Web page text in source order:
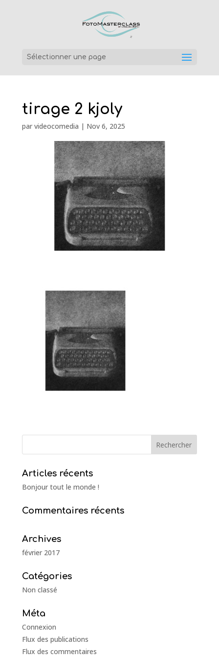
Sélectionner une page
tirage 2 kjoly
par videocomedia | Nov 6, 2025
Articles récents
Bonjour tout le monde !
Commentaires récents
Archives
février 2017
Catégories
Non classé
Méta
Connexion
Flux des publications
Flux des commentaires